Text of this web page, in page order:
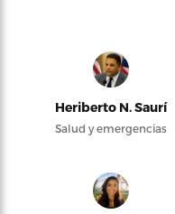
Heriberto N. Saurí
Salud y emergencias